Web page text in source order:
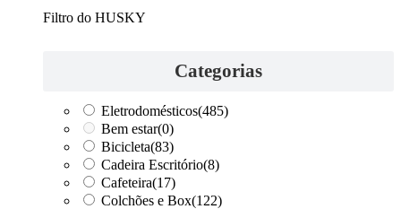
Filtro do HUSKY
Categorias
Eletrodomésticos(485)
Bem estar(0)
Bicicleta(83)
Cadeira Escritório(8)
Cafeteira(17)
Colchões e Box(122)